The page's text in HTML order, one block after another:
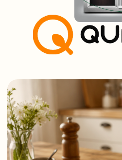
ОТНЫНЕ ТОЛЬКО ПО ЛЮБВИ
Никаких обязательств на кухне,
любишь готовить — готовишь,
не любишь — это сделает Кьюми